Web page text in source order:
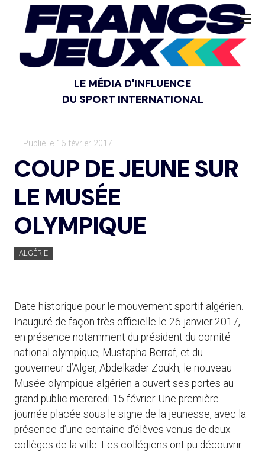
LE MÉDIA D'INFLUENCE
DU SPORT INTERNATIONAL
— Publié le 16 février 2017
COUP DE JEUNE SUR
LE MUSÉE
OLYMPIQUE
ALGÉRIE
Date historique pour le mouvement sportif algérien.
Inauguré de façon très officielle le 26 janvier 2017,
en présence notamment du président du comité
national olympique, Mustapha Berraf, et du
gouverneur d’Alger, Abdelkader Zoukh, le nouveau
Musée olympique algérien a ouvert ses portes au
grand public mercredi 15 février. Une première
journée placée sous le signe de la jeunesse, avec la
présence d’une centaine d’élèves venus de deux
collèges de la ville. Les collégiens ont pu découvrir